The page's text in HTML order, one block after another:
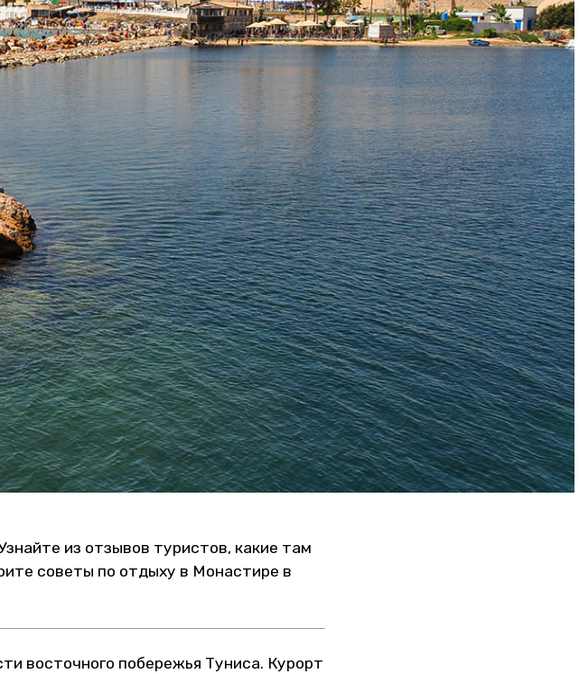
из отзывов туристов, какие там
советы по отдыху в Монастире в
восточного побережья Туниса. Курорт